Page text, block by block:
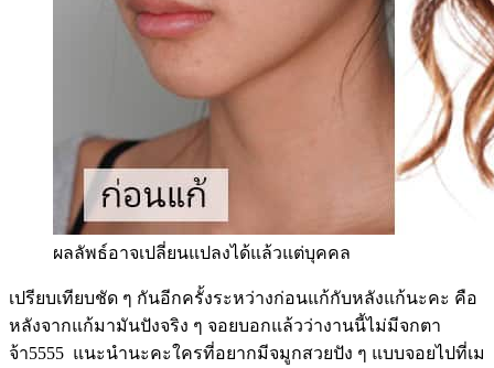
ผลลัพธ์อาจเปลี่ยนแปลงได้แล้วแต่บุคคล
เปรียบเทียบชัด ๆ กันอีกครั้งระหว่างก่อนแก้กับหลังแก้นะคะ คือ
หลังจากแก้มามันปังจริง ๆ จอยบอกแล้วว่างานนี้ไม่มีจกตา
จ้า5555 แนะนำนะคะใครที่อยากมีจมูกสวยปัง ๆ แบบจอยไปที่เม